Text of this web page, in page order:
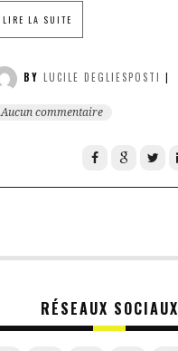
LIRE LA SUITE
BY LUCILE DEGLIESPOSTI |
Aucun commentaire
RÉSEAUX SOCIAUX